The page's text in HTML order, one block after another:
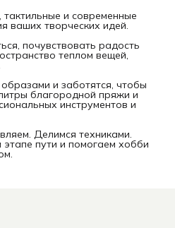
и современные
ваших творческих идей.
почувствовать радость
теплом вещей,
и заботятся, чтобы
благородной пряжи и
инструментов и
Делимся техниками.
пути и помогаем хобби